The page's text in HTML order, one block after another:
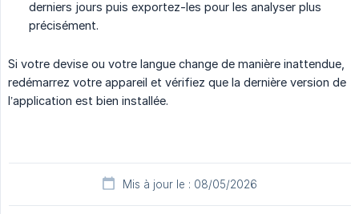
derniers jours puis exportez-les pour les analyser plus
précisément.
Si votre devise ou votre langue change de manière inattendue,
redémarrez votre appareil et vérifiez que la dernière version de
l’application est bien installée.
Mis à jour le : 08/05/2026